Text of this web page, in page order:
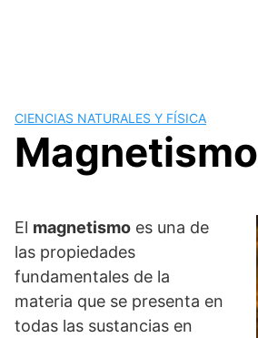
CIENCIAS NATURALES Y FÍSICA
Magnetismo
El magnetismo es una de
las propiedades
fundamentales de la
materia que se presenta en
todas las sustancias en